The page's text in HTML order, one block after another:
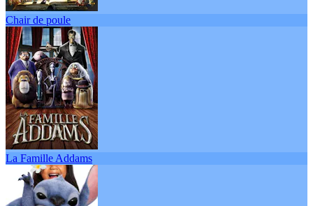
Chair de poule
La Famille Addams